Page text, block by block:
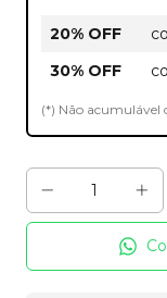
20% OFF
30% OFF
(*) Não